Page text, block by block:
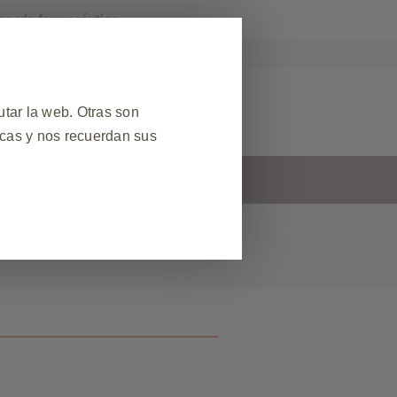
y/o farmacéutico.
Adversa
la web. Otras son
y nos recuerdan sus
de sesión durante una
almacenan ninguna